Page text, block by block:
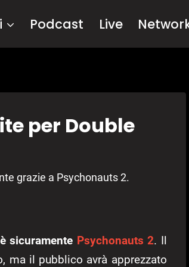
Podcast Live
per Double
grazie a Psychonauts 2.
sicuramente Psychonauts 2. Il
ma il pubblico avrà apprezzato